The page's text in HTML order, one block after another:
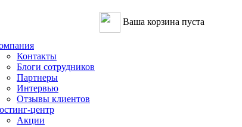
Ваша корзина пуста
Контакты
Блоги сотрудников
Партнеры
Интервью
Отзывы клиентов
центр
Акции